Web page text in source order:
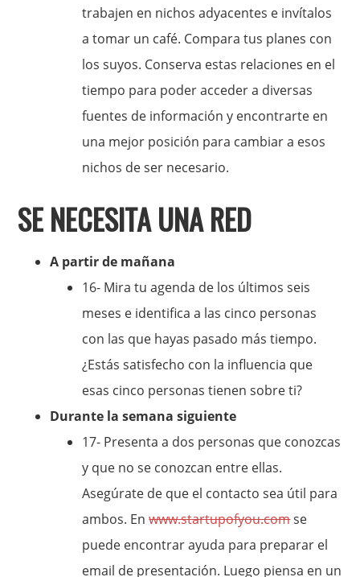
trabajen en nichos adyacentes e invítalos
a tomar un café. Compara tus planes con
los suyos. Conserva estas relaciones en el
tiempo para poder acceder a diversas
fuentes de información y encontrarte en
una mejor posición para cambiar a esos
nichos de ser necesario.
SE NECESITA UNA RED
A partir de mañana
16- Mira tu agenda de los últimos seis
meses e identifica a las cinco personas
con las que hayas pasado más tiempo.
¿Estás satisfecho con la influencia que
esas cinco personas tienen sobre ti?
Durante la semana siguiente
17- Presenta a dos personas que conozcas
y que no se conozcan entre ellas.
Asegúrate de que el contacto sea útil para
ambos. Enwww.startupofyou.comse
puede encontrar ayuda para preparar el
email de presentación. Luego piensa en un